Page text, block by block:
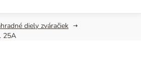
KOŠÍK
diely zváračiek
25A